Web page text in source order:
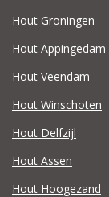
Hout Groningen
Hout Appingedam
Hout Veendam
Hout Winschoten
Hout Delfzijl
Hout Assen
Hout Hoogezand